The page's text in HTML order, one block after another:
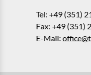
Tel: +49 (351)
Fax: +49 (351)
E-Mail: